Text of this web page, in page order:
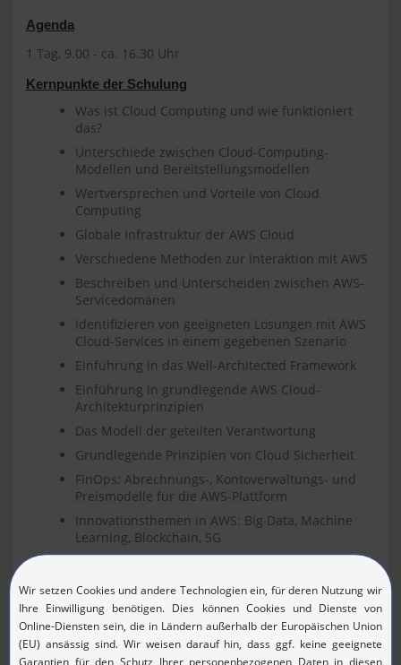
Agenda
1 Tag, 9.00 - ca. 16.30 Uhr
Kernpunkte der Schulung
Was ist Cloud Computing und wie funktioniert
das?
Unterschiede zwischen Cloud-Computing-
Modellen und Bereitstellungsmodellen
Wertversprechen und Vorteile von Cloud
Computing
Globale Infrastruktur der AWS Cloud
Verschiedene Methoden zur Interaktion mit AWS
Beschreiben und Unterscheiden zwischen AWS-
Servicedomänen
Identifizieren von geeigneten Lösungen mit AWS
Cloud-Services in einem gegebenen Szenario
Einführung in das Well-Architected Framework
Einführung in grundlegende AWS Cloud-
Architekturprinzipien
Das Modell der geteilten Verantwortung
Grundlegende Prinzipien von Cloud Sicherheit
FinOps: Abrechnungs-, Kontoverwaltungs- und
Preismodelle für die AWS-Plattform
Innovationsthemen in AWS: Big Data, Machine
Learning, Blockchain, 5G
Voraussetzungen
Es gibt keine Teilnahmevoraussetzung für diese